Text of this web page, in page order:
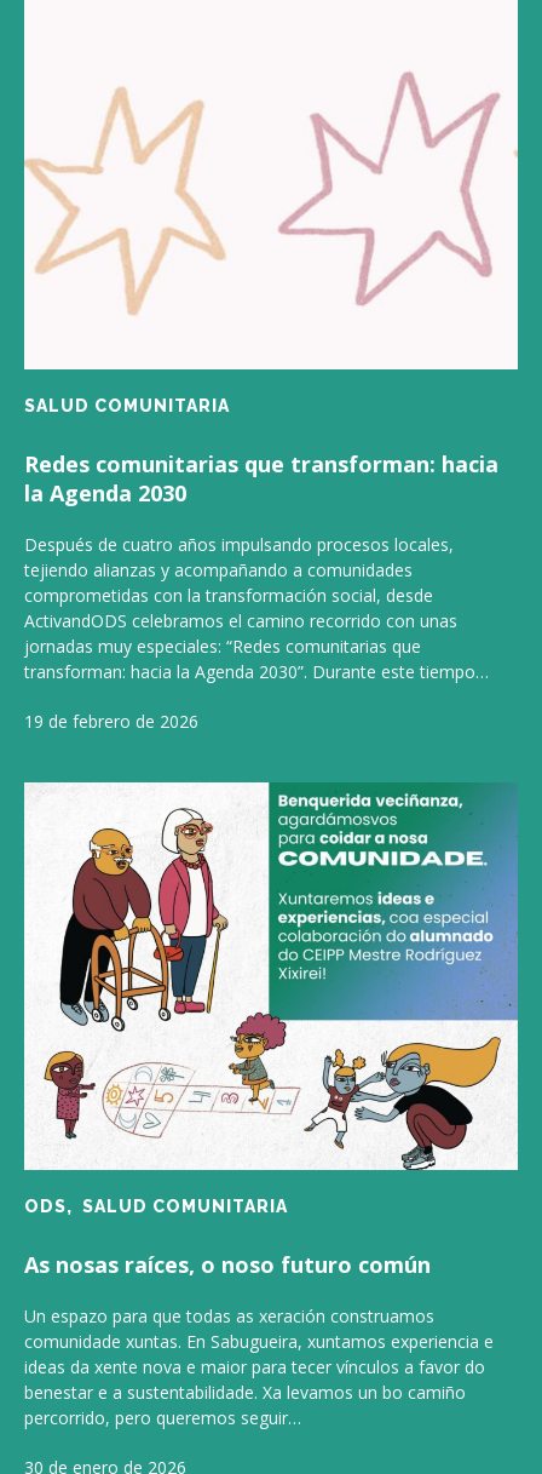
SALUD COMUNITARIA
Redes comunitarias que transforman: hacia
la Agenda 2030
Después de cuatro años impulsando procesos locales,
tejiendo alianzas y acompañando a comunidades
comprometidas con la transformación social, desde
ActivandODS celebramos el camino recorrido con unas
jornadas muy especiales: “Redes comunitarias que
transforman: hacia la Agenda 2030”. Durante este tiempo…
19 de febrero de 2026
ODS, SALUD COMUNITARIA
As nosas raíces, o noso futuro común
Un espazo para que todas as xeración construamos
comunidade xuntas. En Sabugueira, xuntamos experiencia e
ideas da xente nova e maior para tecer vínculos a favor do
benestar e a sustentabilidade. Xa levamos un bo camiño
percorrido, pero queremos seguir…
30 de enero de 2026